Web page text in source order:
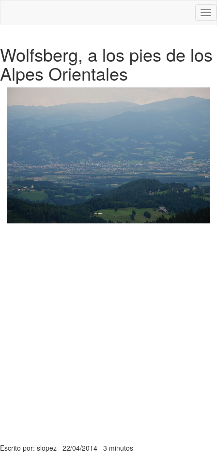
Wolfsberg, a los pies de los
Alpes Orientales
Escrito por: slopez 22/04/2014 3 minutos